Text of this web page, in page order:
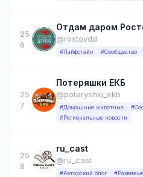
25
6
Отдам даром
@rostovdd
#Лайфстайл #Сообщество
25
7
Потеряшки ЕКБ
@poteryshki_ekb
#Домашние животные
#Региональные новости
25
8
ru_cast
@ru_cast
#Авторский блог